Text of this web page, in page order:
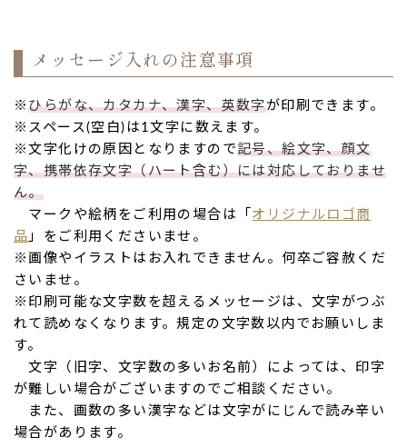
メッセージ入れの注意事項
※ひらがな、カタカナ、漢字、英数字が印刷できます。
※スペース(空白)は1文字に数えます。
※文字化けの原因となりますので記号、絵文字、顔文
字、携帯依存文字（ハート含む）には対応しておりませ
ん。
マークや絵柄をご利用の場合は「 オリジナルロゴ商
品 」をご利用くださいませ。
※画像やイラストはお入れできません。何卒ご容赦くだ
さいませ。
※印刷可能な文字数を超えるメッセージは、文字がつぶ
れて読めなくなります。規定の文字数以内でお願いしま
す。
文字（旧字、文字数の多いお名前）によっては、印字
が難しい場合がございますのでご相談ください。
また、画数の多い漢字などは文字がにじんで読み辛い
場合があります。